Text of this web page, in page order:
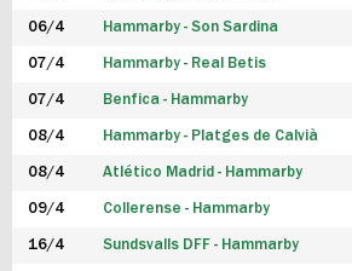
06/4 Hammarby - Son Sardina
07/4 Hammarby - Real Betis
07/4 Benfica - Hammarby
08/4 Hammarby - Platges de Calvià
08/4 Atlético Madrid - Hammarby
09/4 Collerense - Hammarby
16/4 Sundsvalls DFF - Hammarby